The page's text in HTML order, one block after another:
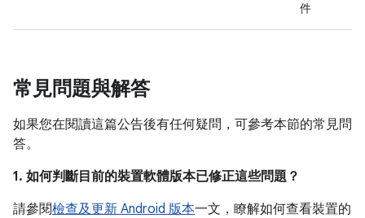
件
常見問題與解答
如果您在閱讀這篇公告後有任何疑問，可參考本節的常見問
答。
1. 如何判斷目前的裝置軟體版本已修正這些問題？
請參閱檢查及更新 Android 版本一文，瞭解如何查看裝置的